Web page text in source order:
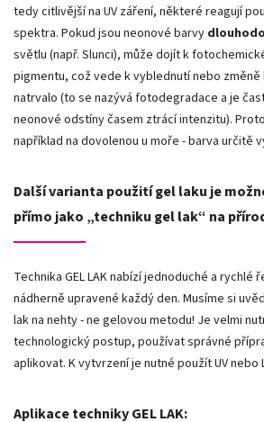
tedy citlivější na UV záření, některé reagují
spektra. Pokud jsou neonové barvy
světlu (např. Slunci), může dojít k
pigmentu, což vede k vyblednutí nebo
natrvalo (to se nazývá fotodegradace a je
neonové odstíny časem ztrácí intenzitu).
například na dovolenou u moře - barva určitě
Další varianta použití gel laku je
přímo jako „techniku gel lak“ na
Technika GEL LAK nabízí jednoduché a rychlé
nádherně upravené každý den. Musíme si
lak na nehty - ne gelovou metodu! Je velmi
technologický postup, používat správné
aplikovat. K vytvrzení je nutné použít UV nebo
Aplikace techniky GEL LAK: